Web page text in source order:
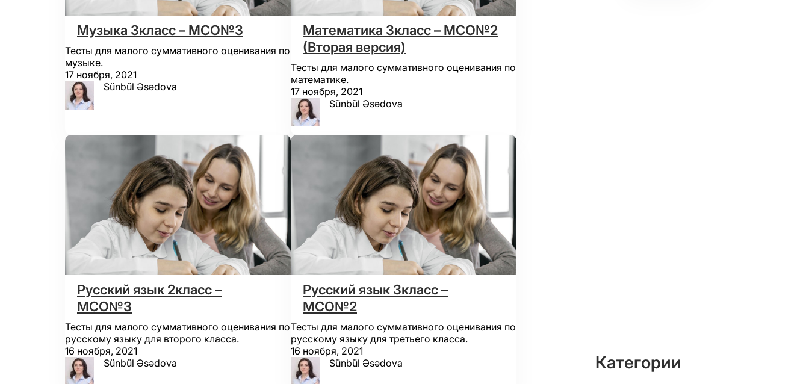
Музыка 3класс – МСО№3
Тесты для малого суммативного оценивания по
музыке.
17 ноября, 2021
Sünbül Əsədova
Математика 3класс – МСО№2
(Вторая версия)
Тесты для малого суммативного оценивания по
математике.
17 ноября, 2021
Sünbül Əsədova
Русский язык 2класс –
МСО№3
Тесты для малого суммативного оценивания по
русскому языку для второго класса.
16 ноября, 2021
Sünbül Əsədova
Русский язык 3класс –
МСО№2
Тесты для малого суммативного оценивания по
русскому языку для третьего класса.
16 ноября, 2021
Sünbül Əsədova
Категории